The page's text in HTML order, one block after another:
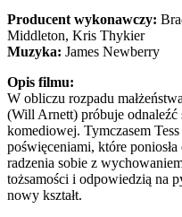
Producent wykonawczy:
Middleton, Kris Thykier
Muzyka: James Newberry
Opis filmu:
W obliczu rozpadu
(Will Arnett) próbuje odnaleźć
komediowej. Tymczasem
poświęceniami, które
radzenia sobie z
tożsamości i odpowiedzią na
nowy kształt.